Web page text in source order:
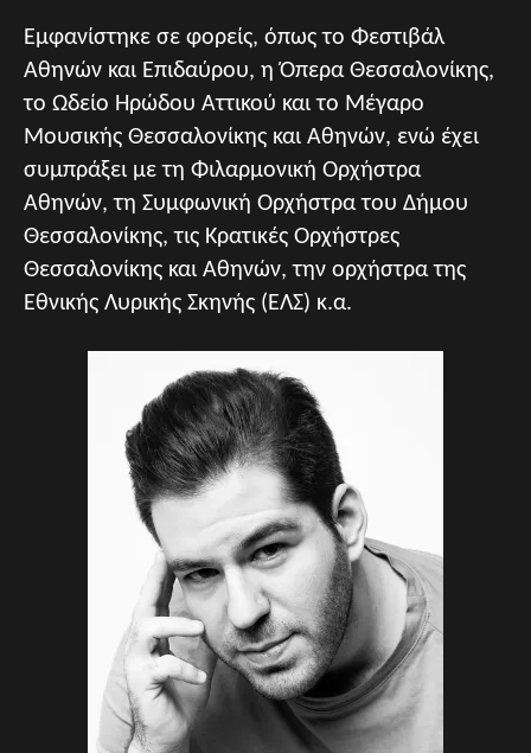
Εμφανίστηκε σε φορείς, όπως το Φεστιβάλ
Αθηνών και Επιδαύρου, η Όπερα Θεσσαλονίκης,
το Ωδείο Ηρώδου Αττικού και το Μέγαρο
Μουσικής Θεσσαλονίκης και Αθηνών, ενώ έχει
συμπράξει με τη Φιλαρμονική Ορχήστρα
Αθηνών, τη Συμφωνική Ορχήστρα του Δήμου
Θεσσαλονίκης, τις Κρατικές Ορχήστρες
Θεσσαλονίκης και Αθηνών, την ορχήστρα της
Εθνικής Λυρικής Σκηνής (ΕΛΣ) κ.α.